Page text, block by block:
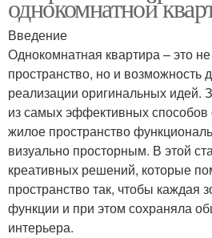
однокомнатной
Введение
Однокомнатная квартира – это
пространство, но и возможность
реализации оригинальных идей.
из самых эффективных способов
жилое пространство
визуально просторным. В этой
креативных решений, которые
пространство так, чтобы каждая
функции и при этом сохраняла
интерьера.